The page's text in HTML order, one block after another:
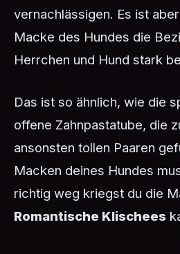
vernachlässigen. Es ist
Macke des Hundes die
Herrchen und Hund stark
Das ist so ähnlich, wie die
offene Zahnpastatube, die
ansonsten tollen Paaren
Macken deines Hundes
richtig weg kriegst du die
Romantische Klischees